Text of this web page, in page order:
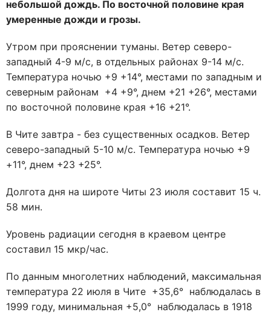
небольшой дождь. По восточной половине края
умеренные дожди и грозы.
Утром при прояснении туманы. Ветер северо-
западный 4-9 м/с, в отдельных районах 9-14 м/с.
Температура ночью +9 +14°, местами по западным и
северным районам +4 +9°, днем +21 +26°, местами
по восточной половине края +16 +21°.
В Чите завтра - без существенных осадков. Ветер
северо-западный 5-10 м/с. Температура ночью +9
+11°, днем +23 +25°.
Долгота дня на широте Читы 23 июля составит 15 ч.
58 мин.
Уровень радиации сегодня в краевом центре
составил 15 мкр/час.
По данным многолетних наблюдений, максимальная
температура 22 июля в Чите +35,6° наблюдалась в
1999 году, минимальная +5,0° наблюдалась в 1918